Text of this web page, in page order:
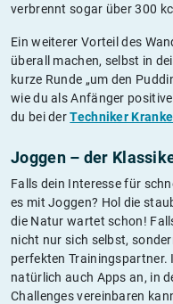
verbrennt sogar über 300
Ein weiterer Vorteil des
überall machen, selbst in
kurze Runde „um den
wie du als Anfänger
du bei derTechniker
Joggen – der
Falls dein Interesse für
es mit Joggen? Hol die
die Natur wartet schon!
nicht nur sich selbst,
perfekten Trainingspartner.
natürlich auch Apps an, in
Challenges vereinbaren